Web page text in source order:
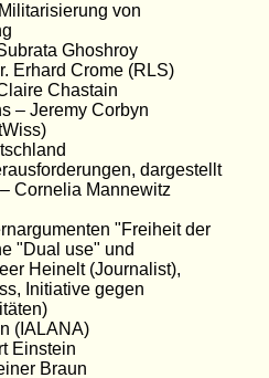
von
Ghoshroy
Erhard Crome (RLS)
Chastain
– Jeremy Corbyn
dargestellt
Cornelia Mannewitz
"Freiheit der
"Dual use" und
Heinelt (Journalist),
Initiative gegen
(IALANA)
Einstein
Braun